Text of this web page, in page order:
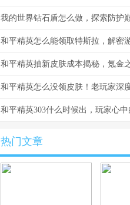
我的世界钻石盾怎么做，探索防护
和平精英怎么没领皮肤！老玩家深
和平精英303什么时候出，玩家心中
热门文章